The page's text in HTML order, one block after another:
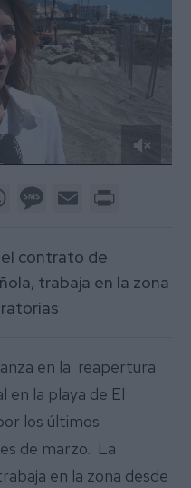
WhatsAppMessage
Email
contrato de
trabaja en la zona
en la reapertura
en la playa de El
los últimos
de marzo. La
en la zona desde